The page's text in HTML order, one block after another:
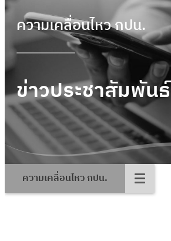
ความเคลื่อนไหว กปน.
ข่าวประชาสัมพันธ์
ความเคลื่อนไหว กปน.